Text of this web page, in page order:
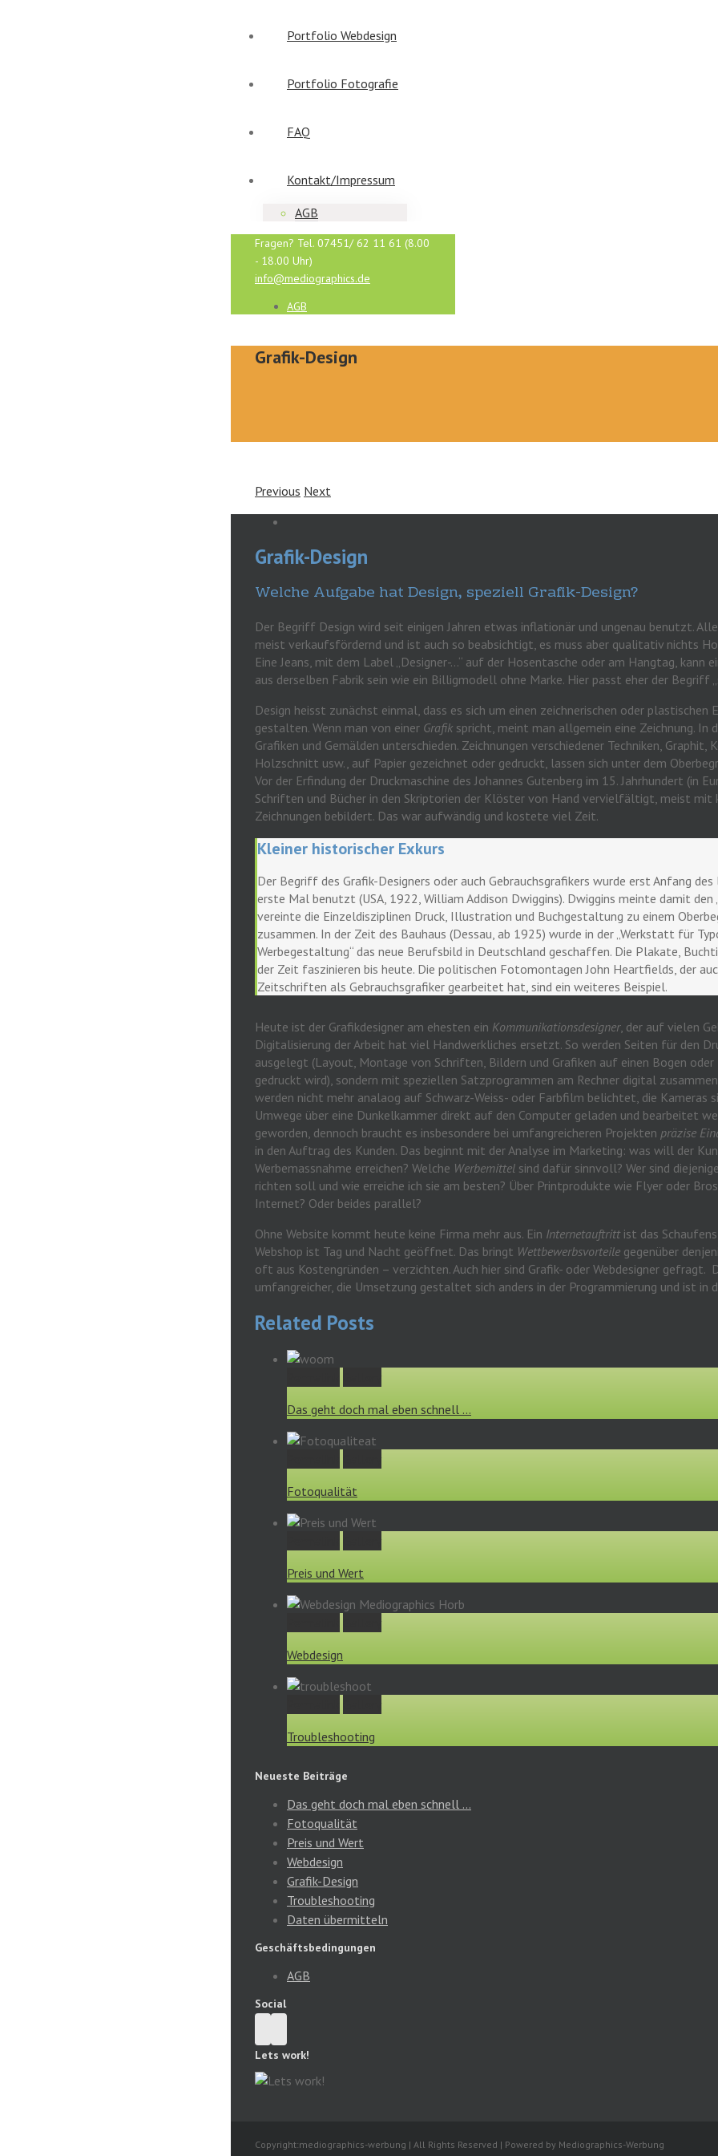
Portfolio Webdesign
Portfolio Fotografie
FAQ
Kontakt/Impressum
AGB
Fragen? Tel. 07451/ 62 11 61 (8.00
- 18.00 Uhr)
info@mediographics.de
AGB
Grafik-Design
Previous Next
Grafik-Design
Welche Aufgabe hat Design, speziell Grafik-Design?
Der Begriff Design wird seit einigen Jahren etwas inflationär und ungenau benutzt.
meist verkaufsfördernd und ist auch so beabsichtigt, es muss aber qualitativ nichts
Eine Jeans, mit dem Label „Designer-…“ auf der Hosentasche oder am Hangtag, kann
aus derselben Fabrik sein wie ein Billigmodell ohne Marke. Hier passt eher der Begriff
Design heisst zunächst einmal, dass es sich um einen zeichnerischen oder
gestalten. Wenn man von einer Grafik spricht, meint man allgemein eine Zeichnung. In
Grafiken und Gemälden unterschieden. Zeichnungen verschiedener Techniken, Graphit,
Holzschnitt usw., auf Papier gezeichnet oder gedruckt, lassen sich unter dem
Vor der Erfindung der Druckmaschine des Johannes Gutenberg im 15. Jahrhundert (in
Schriften und Bücher in den Skriptorien der Klöster von Hand vervielfältigt, meist mit
Zeichnungen bebildert. Das war aufwändig und kostete viel Zeit.
Kleiner historischer Exkurs
Der Begriff des Grafik-Designers oder auch Gebrauchsgrafikers wurde erst Anfang
erste Mal benutzt (USA, 1922, William Addison Dwiggins). Dwiggins meinte damit den
vereinte die Einzeldisziplinen Druck, Illustration und Buchgestaltung zu einem
zusammen. In der Zeit des Bauhaus (Dessau, ab 1925) wurde in der „Werkstatt für
Werbegestaltung“ das neue Berufsbild in Deutschland geschaffen. Die Plakate,
der Zeit faszinieren bis heute. Die politischen Fotomontagen John Heartfields, der
Zeitschriften als Gebrauchsgrafiker gearbeitet hat, sind ein weiteres Beispiel.
Heute ist der Grafikdesigner am ehesten ein Kommunikationsdesigner, der auf vielen
Digitalisierung der Arbeit hat viel Handwerkliches ersetzt. So werden Seiten für den
ausgelegt (Layout, Montage von Schriften, Bildern und Grafiken auf einen Bogen
gedruckt wird), sondern mit speziellen Satzprogrammen am Rechner digital
werden nicht mehr analaog auf Schwarz-Weiss- oder Farbfilm belichtet, die Kameras
Umwege über eine Dunkelkammer direkt auf den Computer geladen und bearbeitet
geworden, dennoch braucht es insbesondere bei umfangreicheren Projekten präzise
in den Auftrag des Kunden. Das beginnt mit der Analyse im Marketing: was will der
Werbemassnahme erreichen? Welche Werbemittel sind dafür sinnvoll? Wer sind
richten soll und wie erreiche ich sie am besten? Über Printprodukte wie Flyer oder
Internet? Oder beides parallel?
Ohne Website kommt heute keine Firma mehr aus. Ein Internetauftrittist das
Webshop ist Tag und Nacht geöffnet. Das bringt Wettbewerbsvorteile gegenüber
oft aus Kostengründen – verzichten. Auch hier sind Grafik- oder Webdesigner gefragt.
umfangreicher, die Umsetzung gestaltet sich anders in der Programmierung und ist in
Related Posts
Das geht doch mal eben schnell …
Fotoqualität
Preis und Wert
Webdesign
Troubleshooting
Neueste Beiträge
Das geht doch mal eben schnell …
Fotoqualität
Preis und Wert
Webdesign
Grafik-Design
Troubleshooting
Daten übermitteln
Geschäftsbedingungen
AGB
Social
Lets work!
Copyright:mediographics-werbung | All Rights Reserved | Powered by Mediographics-Werbung